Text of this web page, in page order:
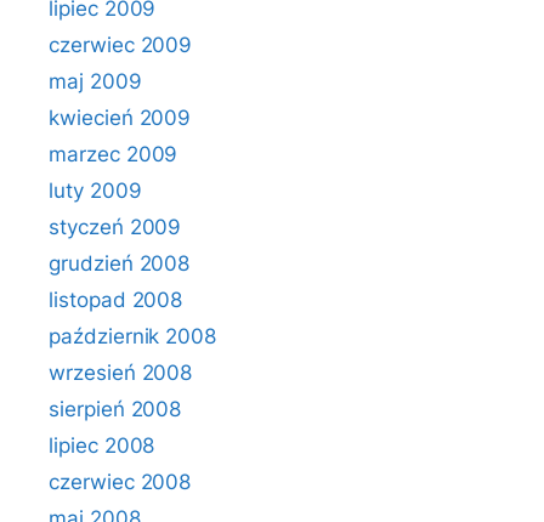
lipiec 2009
czerwiec 2009
maj 2009
kwiecień 2009
marzec 2009
luty 2009
styczeń 2009
grudzień 2008
listopad 2008
październik 2008
wrzesień 2008
sierpień 2008
lipiec 2008
czerwiec 2008